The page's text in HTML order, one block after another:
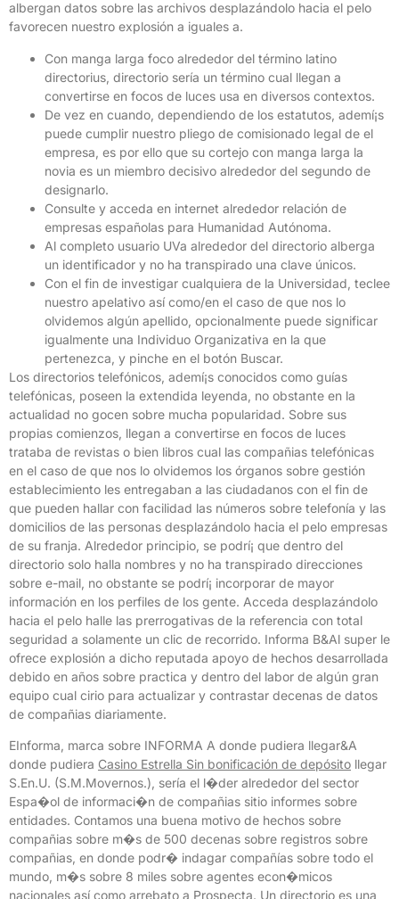
albergan datos sobre las archivos desplazándolo hacia el pelo
favorecen nuestro explosión a iguales a.
Con manga larga foco alrededor del término latino
directorius, directorio serí­a un término cual llegan a
convertirse en focos de luces usa en diversos contextos.
De vez en cuando, dependiendo de los estatutos, ademí¡s
puede cumplir nuestro pliego de comisionado legal de el
empresa, es por ello que su cortejo con manga larga la
novia es un miembro decisivo alrededor del segundo de
designarlo.
Consulte y acceda en internet alrededor relación de
empresas españolas para Humanidad Autónoma.
Al completo usuario UVa alrededor del directorio alberga
un identificador y no ha transpirado una clave únicos.
Con el fin de investigar cualquiera de la Universidad, teclee
nuestro apelativo así­ como/en el caso de que nos lo
olvidemos algún apellido, opcionalmente puede significar
igualmente una Individuo Organizativa en la que
pertenezca, y pinche en el botón Buscar.
Los directorios telefónicos, ademí¡s conocidos como guías
telefónicas, poseen la extendida leyenda, no obstante en la
actualidad no gocen sobre mucha popularidad. Sobre sus
propias comienzos, llegan a convertirse en focos de luces
trataba de revistas o bien libros cual las compañias telefónicas
en el caso de que nos lo olvidemos los órganos sobre gestión
establecimiento les entregaban a las ciudadanos con el fin de
que pueden hallar con facilidad las números sobre telefonía y las
domicilios de las personas desplazándolo hacia el pelo empresas
de su franja. Alrededor principio, se podrí¡ que dentro del
directorio solo halla nombres y no ha transpirado direcciones
sobre e-mail, no obstante se podrí¡ incorporar de mayor
información en los perfiles de los gente. Acceda desplazándolo
hacia el pelo halle las prerrogativas de la referencia con total
seguridad a solamente un clic de recorrido. Informa B&Al super le
ofrece explosión a dicho reputada apoyo de hechos desarrollada
debido en años sobre practica y dentro del labor de algún gran
equipo cual cirio para actualizar y contrastar decenas de datos
de compañias diariamente.
EInforma, marca sobre INFORMA A donde pudiera llegar&A
donde pudiera Casino Estrella Sin bonificación de depósito llegar
S.En.U. (S.M.Movernos.), serí­a el l�der alrededor del sector
Espa�ol de informaci�n de compañias sitio informes sobre
entidades. Contamos una buena motivo de hechos sobre
compañias sobre m�s de 500 decenas sobre registros sobre
compañias, en donde podr� indagar compañías sobre todo el
mundo, m�s sobre 8 miles sobre agentes econ�micos
nacionales así­ como arrebato a Prospecta. Un directorio es una